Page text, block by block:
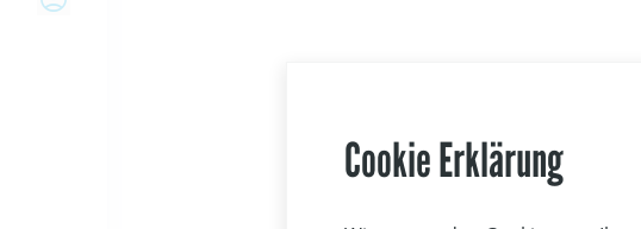
Ursprünglich eine Ehrung
Cookie Erklärung